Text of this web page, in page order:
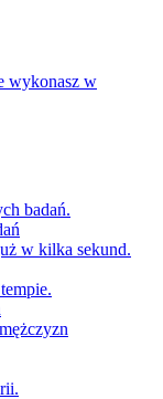
wykonasz w
badań.
w kilka sekund.